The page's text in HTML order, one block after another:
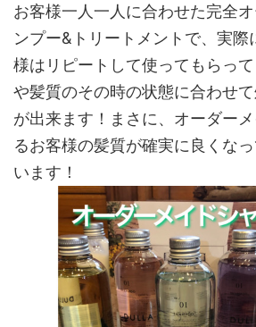
お客様一人一人に合わせた完全
ンプー&トリートメントで、実際
様はリピートして使ってもらっ
や髪質のその時の状態に合わせ
が出来ます！まさに、オーダー
るお客様の髪質が確実に良くな
います！